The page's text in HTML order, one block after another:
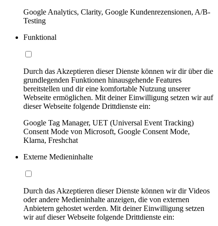
Google Analytics, Clarity, Google Kundenrezensionen, A/B-
Testing
Funktional
Durch das Akzeptieren dieser Dienste können wir dir über die
grundlegenden Funktionen hinausgehende Features
bereitstellen und dir eine komfortable Nutzung unserer
Webseite ermöglichen. Mit deiner Einwilligung setzen wir auf
dieser Webseite folgende Drittdienste ein:
Google Tag Manager, UET (Universal Event Tracking)
Consent Mode von Microsoft, Google Consent Mode,
Klarna, Freshchat
Externe Medieninhalte
Durch das Akzeptieren dieser Dienste können wir dir Videos
oder andere Medieninhalte anzeigen, die von externen
Anbietern gehostet werden. Mit deiner Einwilligung setzen
wir auf dieser Webseite folgende Drittdienste ein: